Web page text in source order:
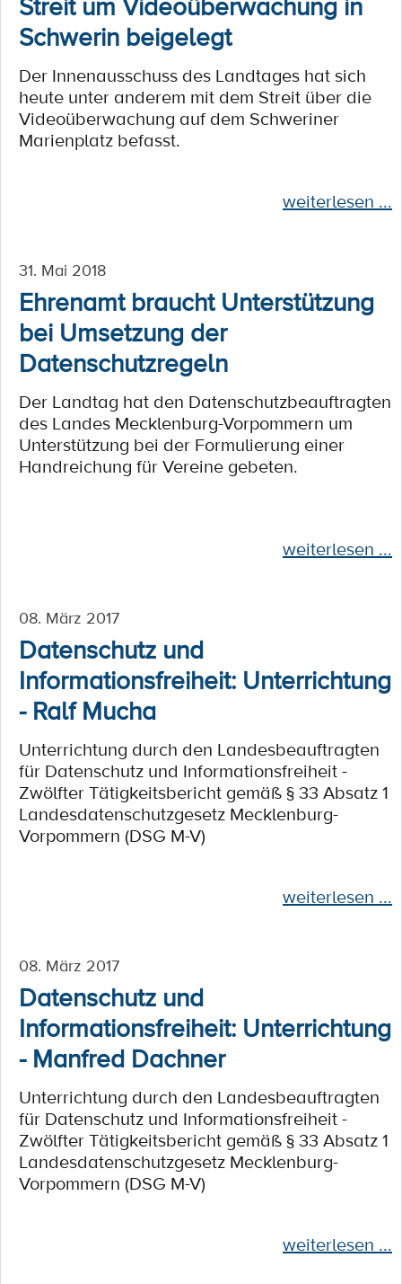
Schwerin beigelegt
Der Innenausschuss des Landtages hat sich
heute unter anderem mit dem Streit über die
Videoüberwachung auf dem Schweriner
Marienplatz befasst.
weiterlesen ...
31. Mai 2018
Ehrenamt braucht Unterstützung
bei Umsetzung der
Datenschutzregeln
Der Landtag hat den Datenschutzbeauftragten
des Landes Mecklenburg-Vorpommern um
Unterstützung bei der Formulierung einer
Handreichung für Vereine gebeten.
weiterlesen ...
08. März 2017
Datenschutz und
Informationsfreiheit: Unterrichtung
- Ralf Mucha
Unterrichtung durch den Landesbeauftragten
für Datenschutz und Informationsfreiheit -
Zwölfter Tätigkeitsbericht gemäß § 33 Absatz 1
Landesdatenschutzgesetz Mecklenburg-
Vorpommern (DSG M-V)
weiterlesen ...
08. März 2017
Datenschutz und
Informationsfreiheit: Unterrichtung
- Manfred Dachner
Unterrichtung durch den Landesbeauftragten
für Datenschutz und Informationsfreiheit -
Zwölfter Tätigkeitsbericht gemäß § 33 Absatz 1
Landesdatenschutzgesetz Mecklenburg-
Vorpommern (DSG M-V)
weiterlesen ...